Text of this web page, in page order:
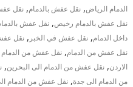
الدمام الرياض,نقل عفش بالدمام,نقل
نقل عفش بالدمام رخيص,نقل عفش
داخل الدمام,نقل عفش في الخبر ,نقل
نقل عفش من الدمام,نقل عفش من الدمام
الاردن,نقل عفش من الدمام الى البحرين,
من الدمام الى جدة,نقل عفش من الدمام